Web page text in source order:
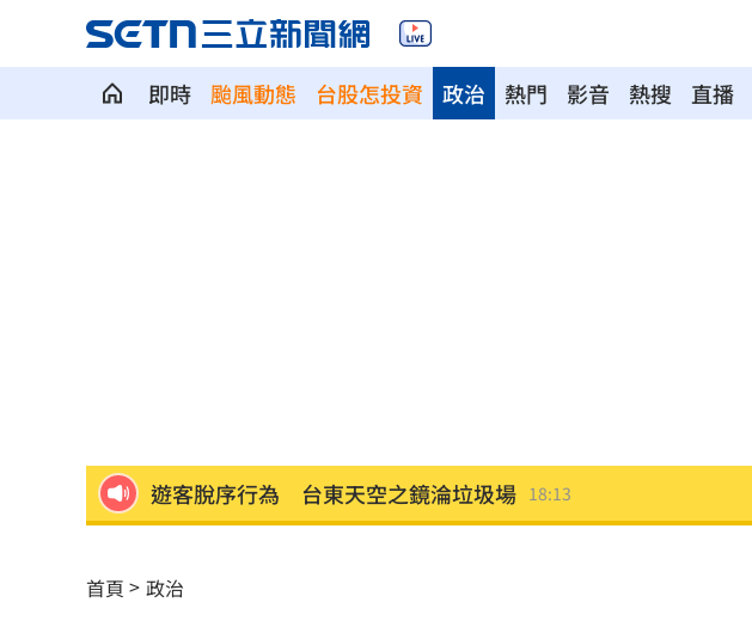
即時 颱風動態 台股怎投資 熱門 影音 熱搜 直播
政治
遊客脫序行為 台東天空之鏡淪垃圾場 18:13
瑪帝斯明一軍先發 後藤證實割愛阿部雄大
首頁 政治